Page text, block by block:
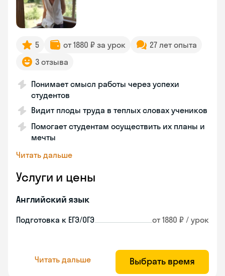
5 от 1880 ₽ за урок
27 лет опыта
3 отзыва
Понимает смысл работы через успехи
студентов
Видит плоды труда в теплых словах учеников
Помогает студентам осуществить их планы и
мечты
Читать дальше
Услуги и цены
Английский язык
Подготовка к ЕГЭ/ОГЭ от 1880 ₽ / урок
Читать дальше Выбрать время